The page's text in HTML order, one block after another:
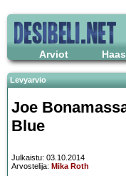
Arviot
Levyarvio
Joe
Blue
Julkaistu: 03.10.2014
Arvostelija: Mika Roth